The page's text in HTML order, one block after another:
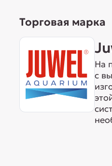
Торговая марка
На
с